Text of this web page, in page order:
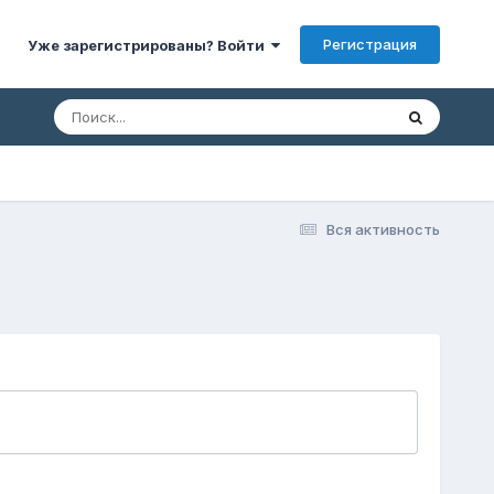
Уже зарегистрированы? Войти Регистрация
Вся активность